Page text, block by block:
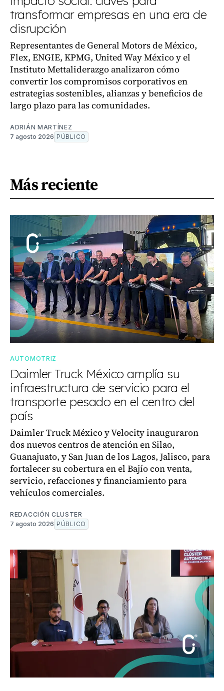
transformar empresas en una era de
disrupción
Representantes de General Motors de México,
Flex, ENGIE, KPMG, United Way México y el
Instituto Mettaliderazgo analizaron cómo
convertir los compromisos corporativos en
estrategias sostenibles, alianzas y beneficios de
largo plazo para las comunidades.
ADRIÁN MARTÍNEZ
7 agosto 2026 PÚBLICO
Más reciente
AUTOMOTRIZ
Daimler Truck México amplía su
infraestructura de servicio para el
transporte pesado en el centro del
país
Daimler Truck México y Velocity inauguraron
dos nuevos centros de atención en Silao,
Guanajuato, y San Juan de los Lagos, Jalisco, para
fortalecer su cobertura en el Bajío con venta,
servicio, refacciones y financiamiento para
vehículos comerciales.
REDACCIÓN CLUSTER
7 agosto 2026 PÚBLICO